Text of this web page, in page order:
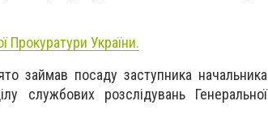
Прокуратури України.
займав посаду заступника начальника
службових розслідувань Генеральної